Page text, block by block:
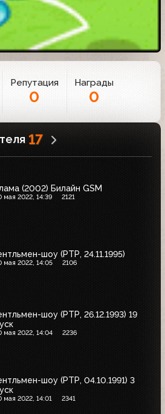
Репутация
0
Награды
0
17
(2002) Билайн GSM
мая 2022, 14:39 2121
шоу (РТР, 24.11.1995)
мая 2022, 14:05 2106
шоу (РТР, 26.12.1993) 19
мая 2022, 14:04 2236
шоу (РТР, 04.10.1991) 3
мая 2022, 14:01 2341